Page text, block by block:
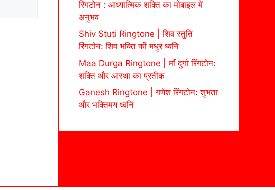
रिंगटोन : आध्यात्मिक शक्ति का मोबाइल में
अनुभव
Shiv Stuti Ringtone | शिव स्तुति
रिंगटोन: शिव भक्ति की मधुर ध्वनि
Maa Durga Ringtone | माँ दुर्गा रिंगटोन:
शक्ति और आस्था का प्रतीक
Ganesh Ringtone | गणेश रिंगटोन: शुभता
और भक्तिमय ध्वनि